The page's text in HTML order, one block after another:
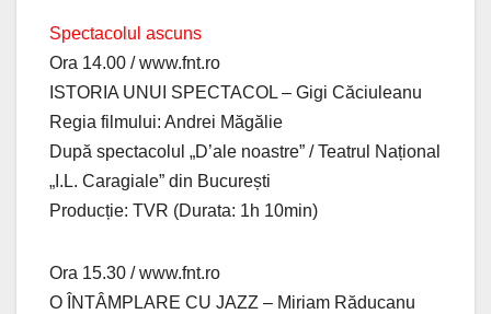
Spectacolul ascuns
Ora 14.00 / www.fnt.ro
ISTORIA UNUI SPECTACOL – Gigi Căciuleanu
Regia filmului: Andrei Măgălie
După spectacolul „D’ale noastre” / Teatrul Național
„I.L. Caragiale” din București
Producție: TVR (Durata: 1h 10min)
Ora 15.30 / www.fnt.ro
O ÎNTÂMPLARE CU JAZZ – Miriam Răducanu